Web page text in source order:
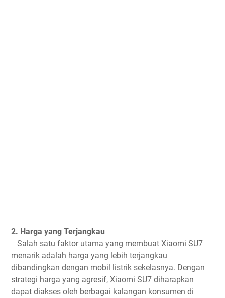
2. Harga yang Terjangkau
Salah satu faktor utama yang membuat Xiaomi SU7
menarik adalah harga yang lebih terjangkau
dibandingkan dengan mobil listrik sekelasnya. Dengan
strategi harga yang agresif, Xiaomi SU7 diharapkan
dapat diakses oleh berbagai kalangan konsumen di